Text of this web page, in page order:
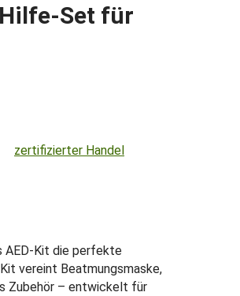
Set für
zertifizierter Handel
AED-Kit die perfekte
vereint Beatmungsmaske,
Zubehör – entwickelt für